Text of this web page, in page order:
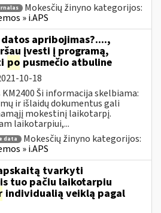
Mokesčių žinyno kategorijos:
» i.APS
apribojimas?....,
įvesti į programą,
po pusmečio atbuline
10-18
Ši informacija skelbiama:
ir išlaidų dokumentus gali
mokestinį laikotarpį.
laikotarpiui,...
data
Mokesčių žinyno kategorijos:
» i.APS
tvarkyti
tuo pačiu laikotarpiu
individualią veiklą pagal